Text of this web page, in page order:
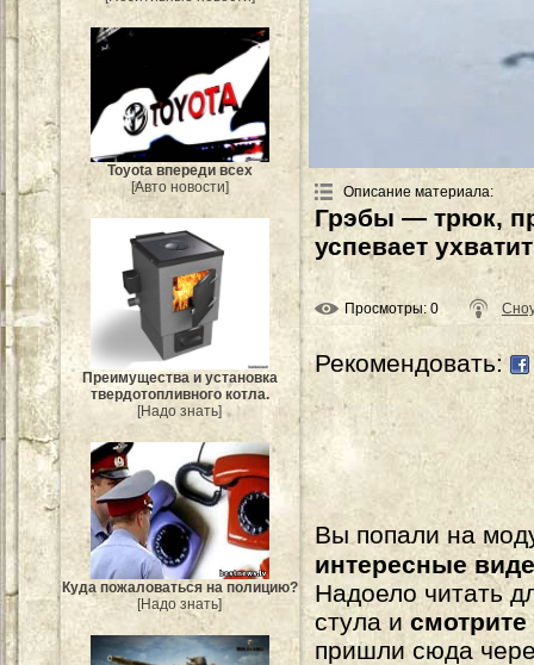
Toyota впереди всех
[Авто новости]
Преимущества и установка
твердотопливного котла.
[Надо знать]
Куда пожаловаться на полицию?
[Надо знать]
Описание материала:
Грэбы — трюк,
успевает
Просмотры: 0
Рекомендовать:
Вы попали на
интересные
Надоело читать
стула и
пришли сюда